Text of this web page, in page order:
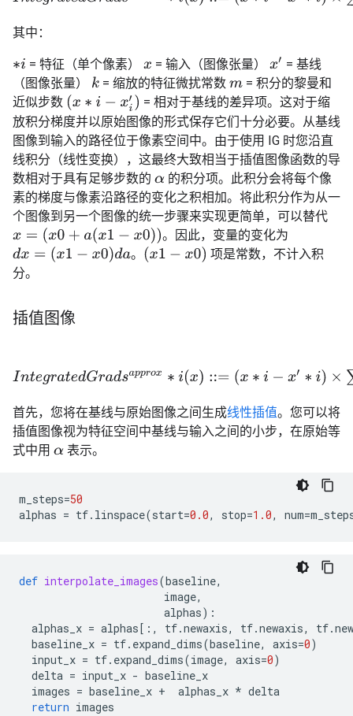
其中：
∗i = 特征（单个像素） x = 输入（图像张量） x′ = 基线
（图像张量） k = 缩放的特征微扰常数m = 积分的黎曼和
近似步数 (x∗i−x i′)
= 相对于基线的差异项。这对于缩
放积分梯度并以原始图像的形式保存它们十分必要。从基线
图像到输入的路径位于像素空间中。由于使用 IG 时您沿直
线积分（线性变换），这最终大致相当于插值图像函数的导
数相对于具有足够步数的 α的积分项。此积分会将每个像
素的梯度与像素沿路径的变化之积相加。将此积分作为从一
个图像到另一个图像的统一步骤来实现更简单，可以替代
x= (x0 +a(x 1− x0))
。因此，变量的变化为
dx= (x1 −x0) da 。 (x1− x0
项是常数，不计入积
分。
插值图像
首先，您将在基线与原始图像之间生成线性插值。您可以将
插值图像视为特征空间中基线与输入之间的小步，在原始等
式中用 α表示。
m_steps=50
alphas = tf. linspace(start=0.0, stop=1.0, num=
def interpolate_images(baseline,
image,
alphas):
alphas_x = alphas [:, tf.newaxis, tf.newaxis, tf.
baseline_x = tf. expand_dims(baseline, axis=0)
input_x = tf. expand_dims(image, axis=0)
delta = input_x - baseline_x
images = baseline_x + alphas_x * delta
return images